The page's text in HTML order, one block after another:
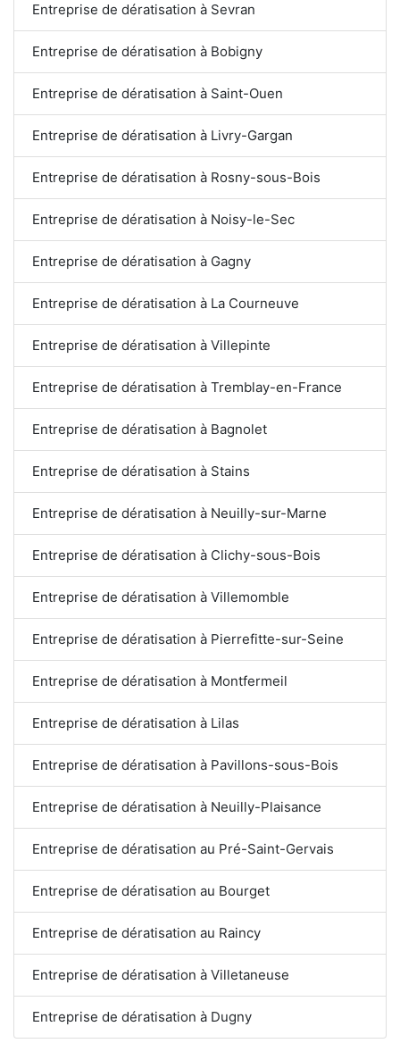
Entreprise de dératisation à Sevran
Entreprise de dératisation à Bobigny
Entreprise de dératisation à Saint-Ouen
Entreprise de dératisation à Livry-Gargan
Entreprise de dératisation à Rosny-sous-Bois
Entreprise de dératisation à Noisy-le-Sec
Entreprise de dératisation à Gagny
Entreprise de dératisation à La Courneuve
Entreprise de dératisation à Villepinte
Entreprise de dératisation à Tremblay-en-France
Entreprise de dératisation à Bagnolet
Entreprise de dératisation à Stains
Entreprise de dératisation à Neuilly-sur-Marne
Entreprise de dératisation à Clichy-sous-Bois
Entreprise de dératisation à Villemomble
Entreprise de dératisation à Pierrefitte-sur-Seine
Entreprise de dératisation à Montfermeil
Entreprise de dératisation à Lilas
Entreprise de dératisation à Pavillons-sous-Bois
Entreprise de dératisation à Neuilly-Plaisance
Entreprise de dératisation au Pré-Saint-Gervais
Entreprise de dératisation au Bourget
Entreprise de dératisation au Raincy
Entreprise de dératisation à Villetaneuse
Entreprise de dératisation à Dugny